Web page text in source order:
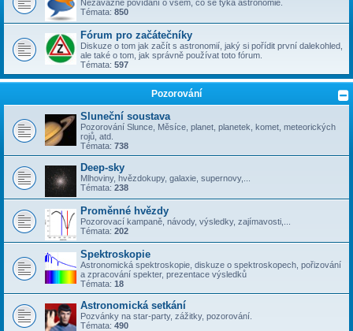
Nezávazné povídání o všem, co se týka astronomie.
Témata: 850
Fórum pro začátečníky
Diskuze o tom jak začít s astronomií, jaký si pořídit první dalekohled,
ale také o tom, jak správně používat toto fórum.
Témata: 597
Pozorování
Sluneční soustava
Pozorování Slunce, Měsíce, planet, planetek, komet, meteorických
rojů, atd.
Témata: 738
Deep-sky
Mlhoviny, hvězdokupy, galaxie, supernovy,...
Témata: 238
Proměnné hvězdy
Pozorovací kampaně, návody, výsledky, zajímavosti,...
Témata: 202
Spektroskopie
Astronomická spektroskopie, diskuze o spektroskopech, pořizování
a zpracování spekter, prezentace výsledků
Témata: 18
Astronomická setkání
Pozvánky na star-party, zážitky, pozorování.
Témata: 490